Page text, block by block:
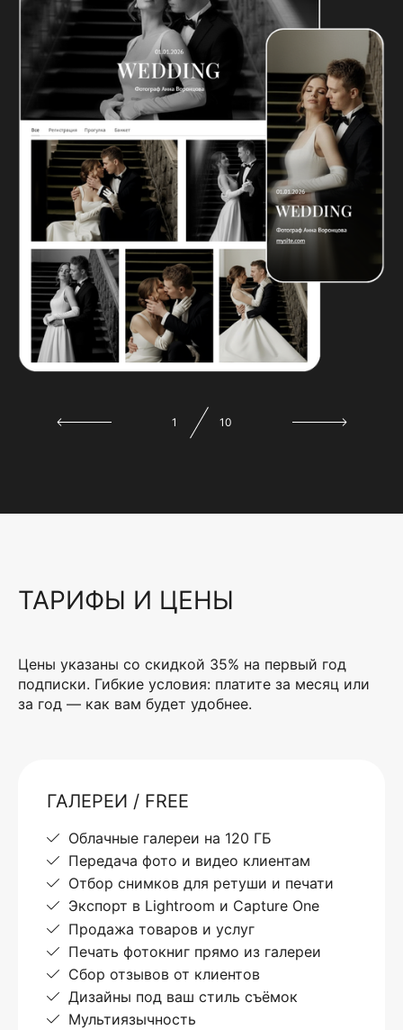
1 10
ТАРИФЫ И ЦЕНЫ
Цены указаны со скидкой 35% на первый год
подписки. Гибкие условия: платите за месяц или
за год — как вам будет удобнее.
ГАЛЕРЕИ / FREE
Облачные галереи на 120 ГБ
Передача фото и видео клиентам
Отбор снимков для ретуши и печати
Экспорт в Lightroom и Capture One
Продажа товаров и услуг
Печать фотокниг прямо из галереи
Сбор отзывов от клиентов
Дизайны под ваш стиль съёмок
Мультиязычность